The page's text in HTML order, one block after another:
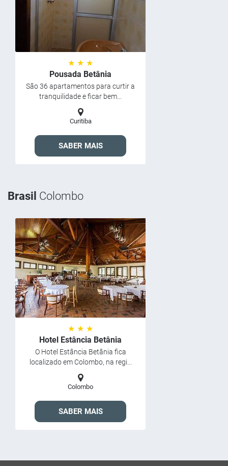
★ ★ ★
Pousada Betânia
São 36 apartamentos para curtir a
tranquilidade e ficar bem...
Curitiba
SABER MAIS
Brasil Colombo
★ ★ ★
Hotel Estância Betânia
O Hotel Estância Betânia fica
localizado em Colombo, na regi...
Colombo
SABER MAIS